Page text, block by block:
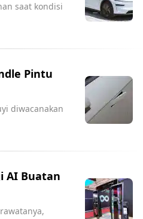
saat kondisi
Pintu
diwacanakan
AI Buatan